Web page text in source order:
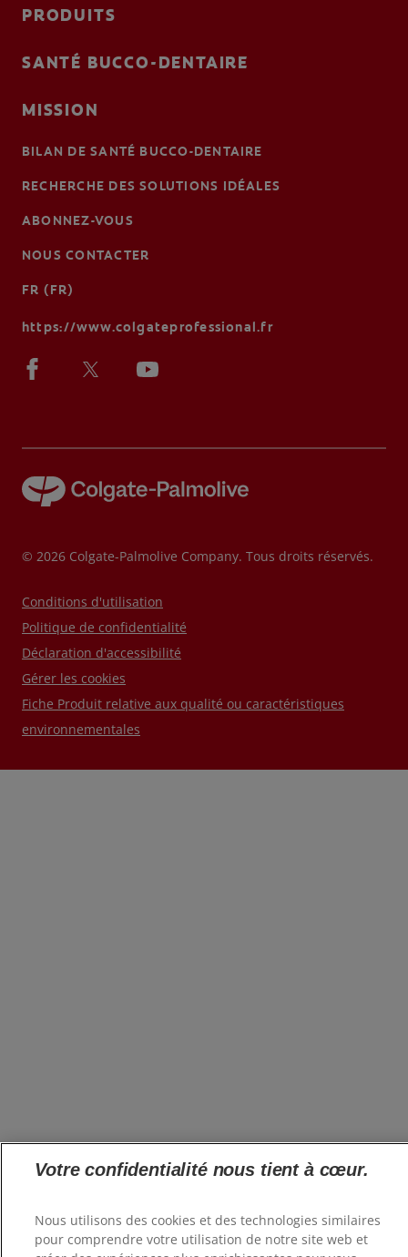
PRODUITS
SANTÉ BUCCO-DENTAIRE
MISSION
BILAN DE SANTÉ BUCCO-DENTAIRE
RECHERCHE DES SOLUTIONS IDÉALES
ABONNEZ-VOUS
NOUS CONTACTER
FR (FR)
https://www.colgateprofessional.fr
© 2026 Colgate-Palmolive Company. Tous droits réservés.
Conditions d'utilisation
Politique de confidentialité
Déclaration d'accessibilité
Gérer les cookies
Fiche Produit relative aux qualité ou caractéristiques
environnementales
Votre confidentialité nous tient à cœur.
Nous utilisons des cookies et des technologies similaires
pour comprendre votre utilisation de notre site web et